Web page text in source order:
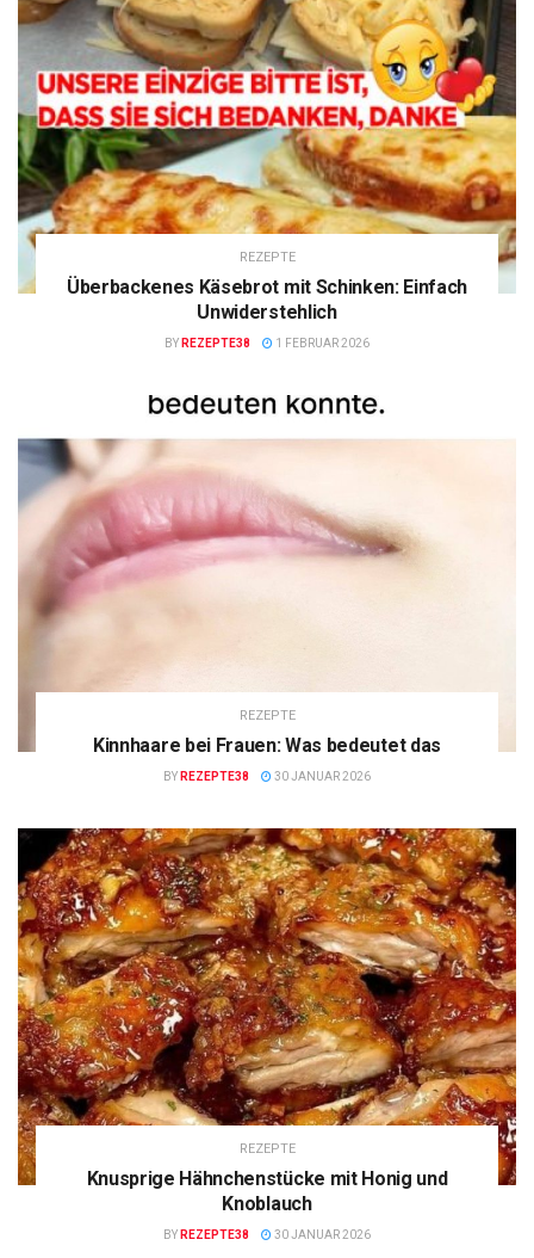
REZEPTE
Überbackenes Käsebrot mit Schinken: Einfach
Unwiderstehlich
BY REZEPTE38 1 FEBRUAR 2026
REZEPTE
Kinnhaare bei Frauen: Was bedeutet das
BY REZEPTE38 30 JANUAR 2026
REZEPTE
Knusprige Hähnchenstücke mit Honig und
Knoblauch
BY REZEPTE38 30 JANUAR 2026